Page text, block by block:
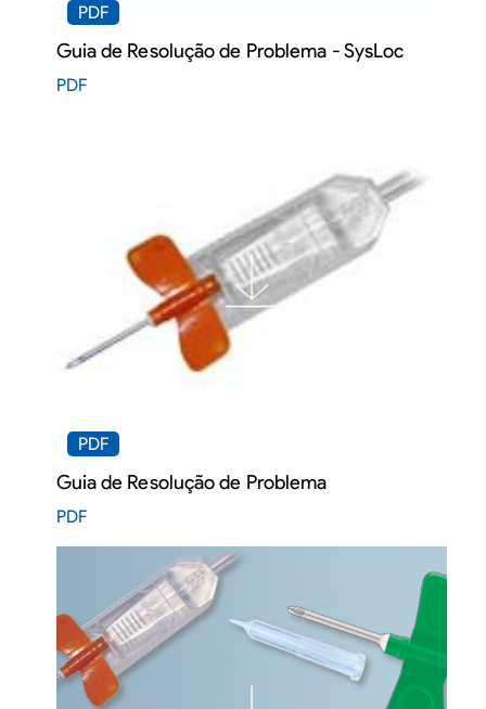
PDF
Guia de Resolução de Problema - SysLoc
PDF
PDF
Guia de Resolução de Problema
PDF